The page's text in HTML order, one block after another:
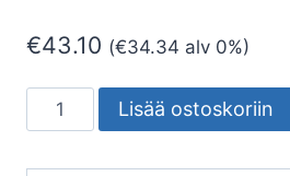
€43.10 (€34.34 alv 0%)
VÄRINÄNVAIMENNIN
ARTIPLASTIC
Lisää ostoskoriin